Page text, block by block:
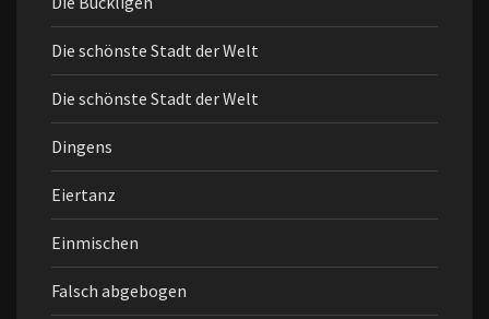
Die schönste Stadt der Welt
Die schönste Stadt der Welt
Dingens
Eiertanz
Einmischen
Falsch abgebogen